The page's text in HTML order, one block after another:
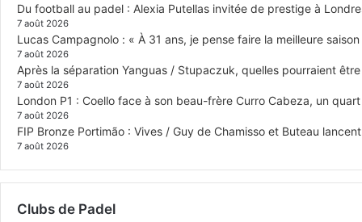
Du football au padel : Alexia Putellas invitée de prestige à
7 août 2026
Lucas Campagnolo : « À 31 ans, je pense faire la meilleure
7 août 2026
Après la séparation Yanguas / Stupaczuk, quelles pourraient
7 août 2026
London P1 : Coello face à son beau-frère Curro Cabeza, un
7 août 2026
FIP Bronze Portimão : Vives / Guy de Chamisso et Buteau
7 août 2026
Clubs de Padel